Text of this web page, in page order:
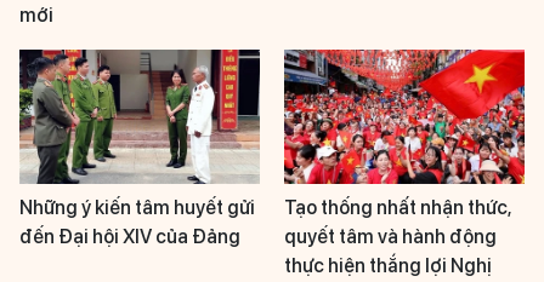
mới
Những ý kiến tâm huyết gửi
đến Đại hội XIV của Đảng
Tạo thống nhất nhận thức,
quyết tâm và hành động
thực hiện thắng lợi Nghị